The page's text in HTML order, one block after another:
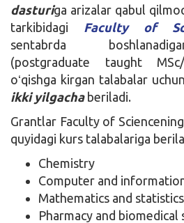
dasturiga arizalar qabul
tarkibidagi Faculty of
sentabrda
(postgraduate taught
oʻqishga kirgan talabalar
ikki yilgacha beriladi.
Grantlar Faculty of
quyidagi kurs talabalariga
Chemistry
Computer and
Mathematics and statistics
Pharmacy and biomedical